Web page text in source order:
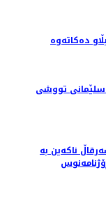
دەکاتەوە
تووشی
ناکەین بە